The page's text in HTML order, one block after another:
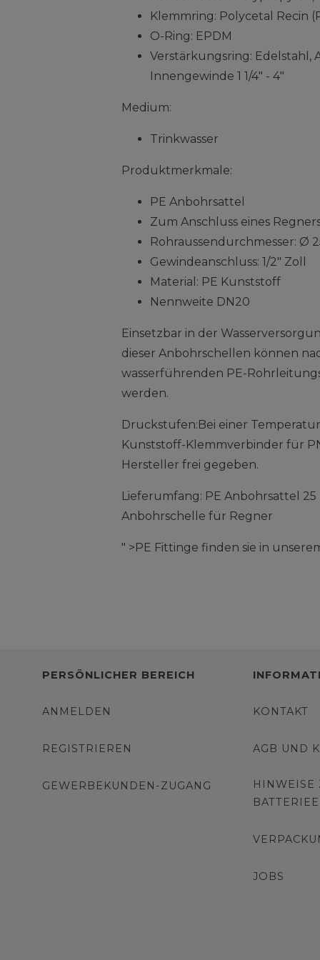
Klemmring: Polycetal Recin
O-Ring: EPDM
Verstärkungsring: Edelstahl,
Innengewinde 1 1/4" - 4"
Medium:
Trinkwasser
Produktmerkmale:
PE Anbohrsattel
Zum Anschluss eines
Rohraussendurchmesser: Ø
Gewindeanschluss: 1/2" Zoll
Material: PE Kunststoff
Nennweite DN20
Einsetzbar in der
dieser Anbohrschellen können
wasserführenden PE-
werden.
Druckstufen:Bei einer
Kunststoff-Klemmverbinder für
Hersteller frei gegeben.
Lieferumfang: PE Anbohrsattel 25
Anbohrschelle für Regner
" >PE Fittinge finden sie in
PERSÖNLICHER BEREICH
ANMELDEN
REGISTRIEREN
GEWERBEKUNDEN-ZUGANG
KONTAKT
AGB UND
HINWEISE
JOBS